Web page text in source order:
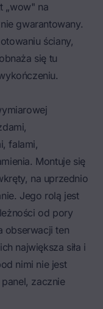
„wow" na
gwarantowany.
ściany,
się tu
falami,
Montuje się
na uprzednio
Jego rolą jest
od pory
obserwacji ten
największa siła i
nimi nie jest
panel, zacznie